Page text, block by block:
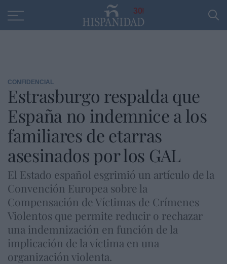
30
CONFIDENCIAL
Estrasburgo respalda que
España no indemnice a los
familiares de etarras
asesinados por los GAL
El Estado español esgrimió un artículo de la
Convención Europea sobre la
Compensación de Víctimas de Crímenes
Violentos que permite reducir o rechazar
una indemnización en función de la
implicación de la víctima en una
organización violenta.